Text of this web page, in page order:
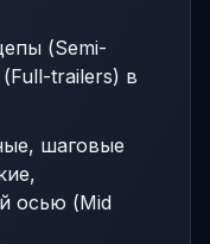
(Semi-
trailers) в
шаговые
осью (Mid